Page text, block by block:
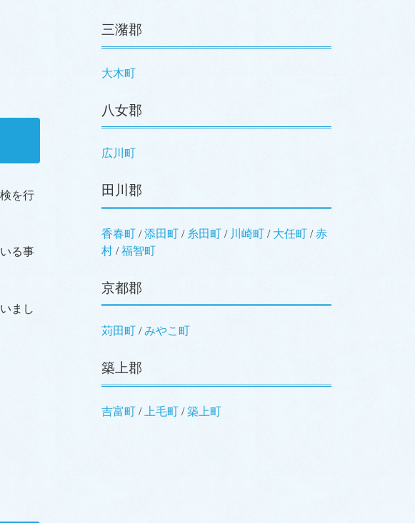
を行
る事
まし
三潴郡
大木町
八女郡
広川町
田川郡
香春町 /添田町 / 糸田町 / 川崎町 / 大任町 /赤
村 /福智町
京都郡
苅田町 /みやこ町
築上郡
吉富町 / 上毛町 /築上町